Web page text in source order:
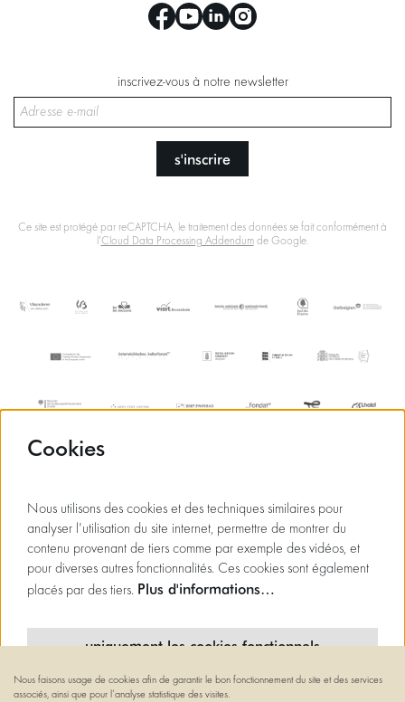
inscrivez-vous à notre newsletter
s'inscrire
Ce site est protégé par reCAPTCHA, le traitement des données se fait conformément à
l'Cloud Data Processing Addendumde Google.
Cookies
Nous utilisons des cookies et des techniques similaires pour
analyser l'utilisation du site internet, permettre de montrer du
contenu provenant de tiers comme par exemple des vidéos, et
pour diverses autres fonctionnalités. Ces cookies sont également
placés par des tiers. Plus d'informations…
uniquement les cookies fonctionnels
cookies minimaux
Nous faisons usage de cookies afin de garantir le bon fonctionnement du site et des services
associés, ainsi que pour l’analyse statistique des visites.